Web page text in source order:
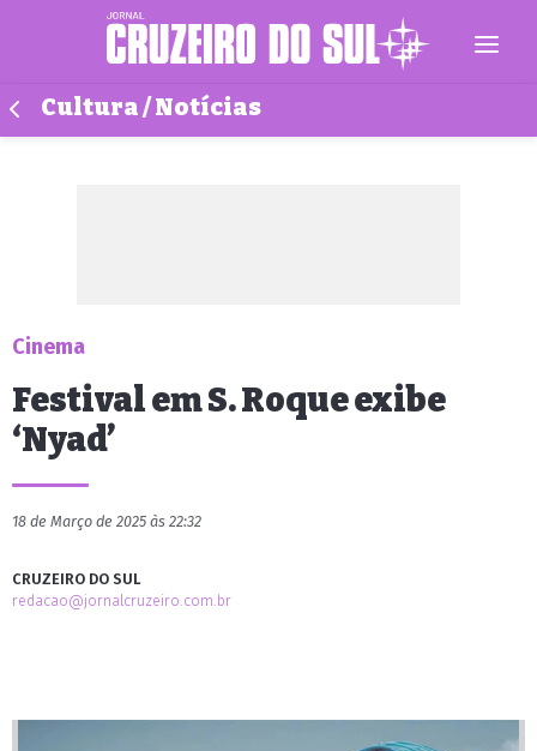
Cultura / Notícias
Cinema
Festival em S. Roque exibe
‘Nyad’
18 de Março de 2025 às 22:32
CRUZEIRO DO SUL
redacao@jornalcruzeiro.com.br